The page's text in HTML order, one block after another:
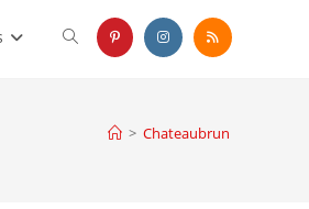
Toggle
> Chateaubrun